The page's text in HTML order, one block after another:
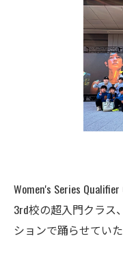
Women's Series Qualifier
3rd校の超入門クラス
ションで踊らせてい